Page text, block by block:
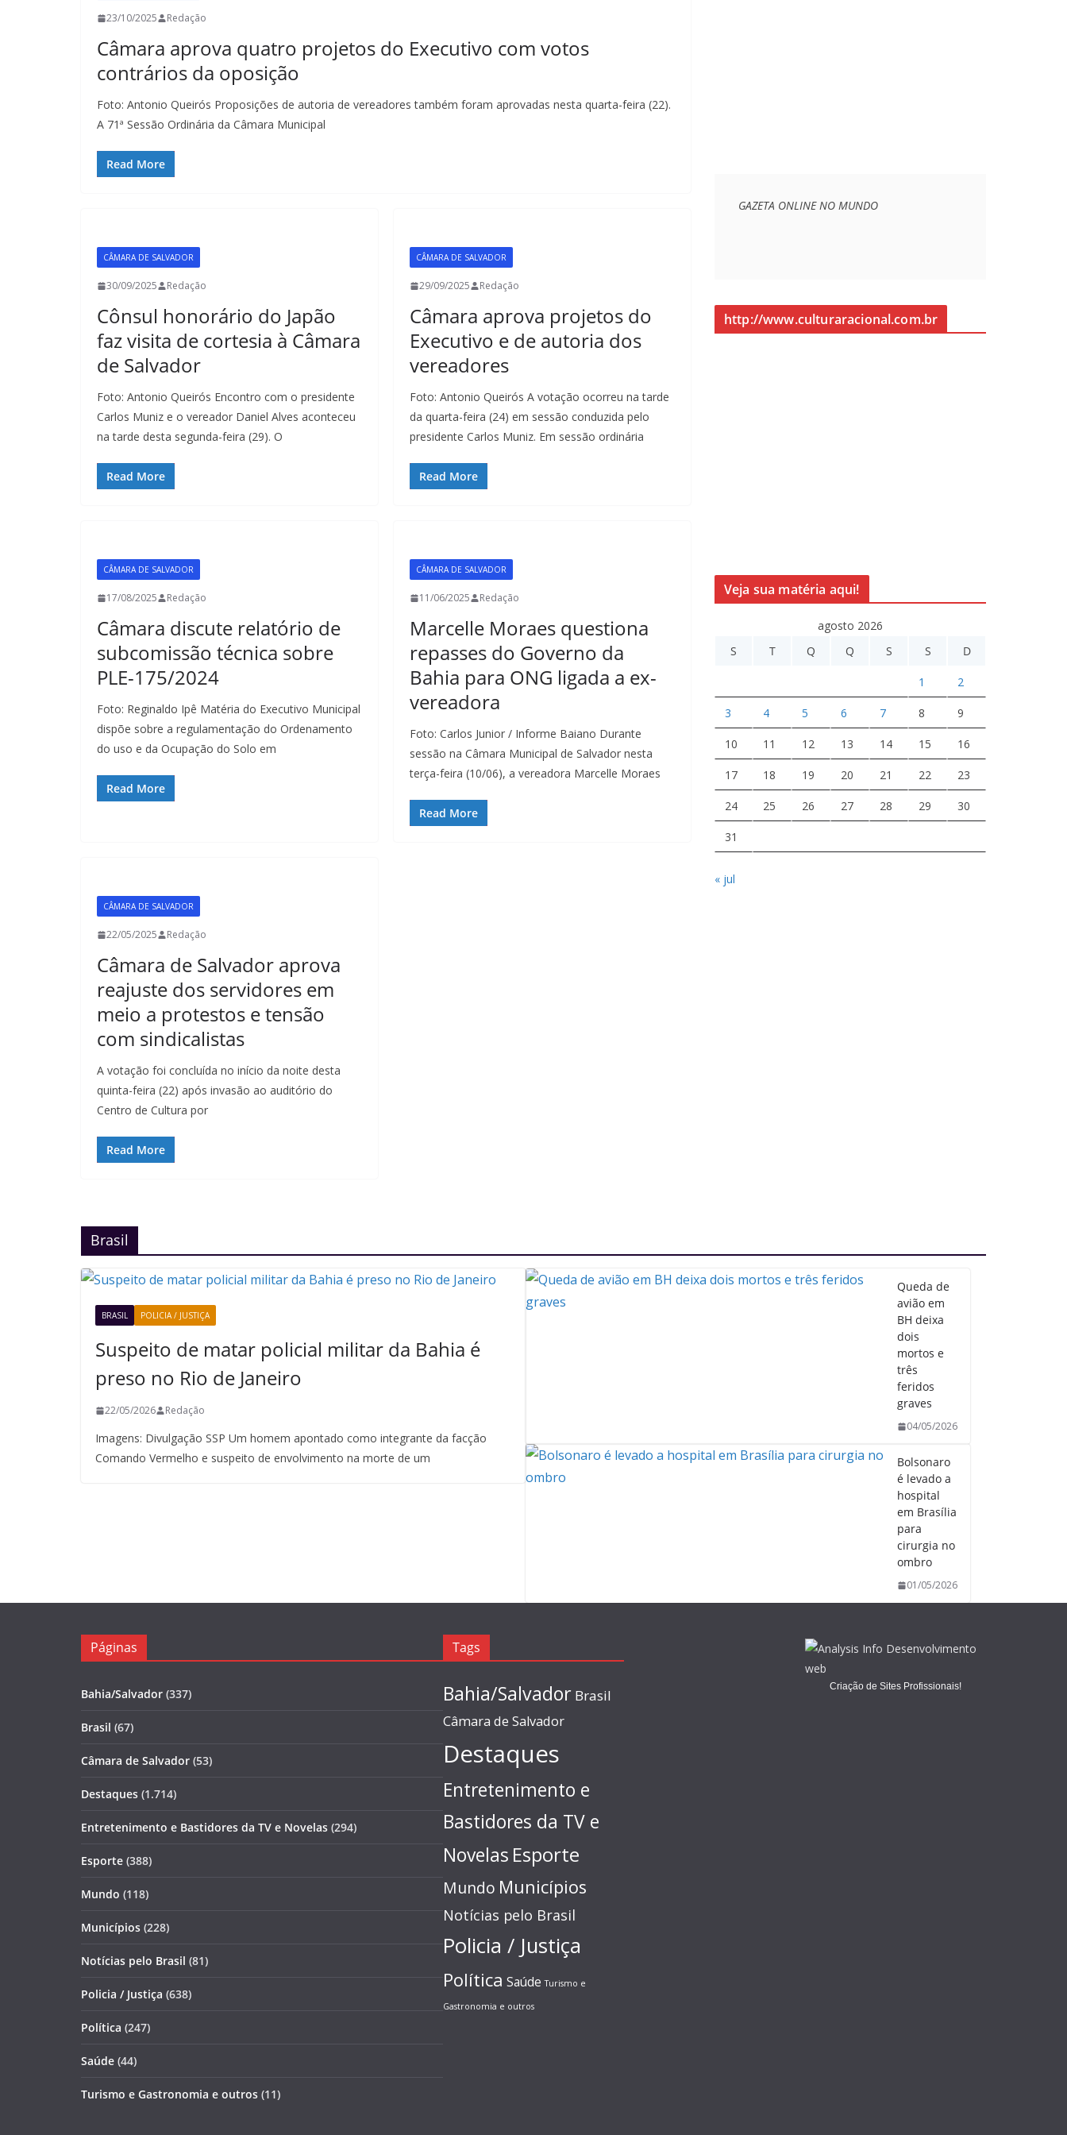
23/10/2025 Redação
Câmara aprova quatro projetos do Executivo com votos
contrários da oposição
Foto: Antonio Queirós Proposições de autoria de vereadores também foram aprovadas nesta quarta-feira (22).
A 71ª Sessão Ordinária da Câmara Municipal
Read More
CÂMARA DE SALVADOR
30/09/2025 Redação
Cônsul honorário do Japão
faz visita de cortesia à Câmara
de Salvador
Foto: Antonio Queirós Encontro com o presidente
Carlos Muniz e o vereador Daniel Alves aconteceu
na tarde desta segunda-feira (29). O
Read More
CÂMARA DE SALVADOR
29/09/2025 Redação
Câmara aprova projetos do
Executivo e de autoria dos
vereadores
Foto: Antonio Queirós A votação ocorreu na tarde
da quarta-feira (24) em sessão conduzida pelo
presidente Carlos Muniz. Em sessão ordinária
Read More
CÂMARA DE SALVADOR
17/08/2025 Redação
Câmara discute relatório de
subcomissão técnica sobre
PLE-175/2024
Foto: Reginaldo Ipê Matéria do Executivo Municipal
dispõe sobre a regulamentação do Ordenamento
do uso e da Ocupação do Solo em
Read More
CÂMARA DE SALVADOR
11/06/2025 Redação
Marcelle Moraes questiona
repasses do Governo da
Bahia para ONG ligada a ex-
vereadora
Foto: Carlos Junior / Informe Baiano Durante
sessão na Câmara Municipal de Salvador nesta
terça-feira (10/06), a vereadora Marcelle Moraes
Read More
CÂMARA DE SALVADOR
22/05/2025 Redação
Câmara de Salvador aprova
reajuste dos servidores em
meio a protestos e tensão
com sindicalistas
A votação foi concluída no início da noite desta
quinta-feira (22) após invasão ao auditório do
Centro de Cultura por
Read More
GAZETA ONLINE NO MUNDO
http://www.culturaracional.com.br
Veja sua matéria aqui!
agosto 2026
S
T Q Q S S D
1 2
3 4 5 6 7 8 9
10 11 12 13 14 15 16
17 18 19 20 21 22 23
24 25 26 27 28 29 30
31
« jul
Brasil
BRASIL POLICIA / JUSTIÇA
Suspeito de matar policial militar da Bahia é
preso no Rio de Janeiro
22/05/2026 Redação
Imagens: Divulgação SSP Um homem apontado como integrante da facção
Comando Vermelho e suspeito de envolvimento na morte de um
Queda de
avião em
BH deixa
dois
mortos e
três
feridos
graves
04/05/2026
Bolsonaro
é levado a
hospital
em Brasília
para
cirurgia no
ombro
01/05/2026
Páginas
Bahia/Salvador (337)
Brasil (67)
Câmara de Salvador (53)
Destaques (1.714)
Entretenimento e Bastidores da TV e Novelas (294)
Esporte (388)
Mundo (118)
Municípios (228)
Notícias pelo Brasil (81)
Policia / Justiça (638)
Política (247)
Saúde (44)
Turismo e Gastronomia e outros (11)
Tags
Bahia/Salvador Brasil
Câmara de Salvador
Destaques
Entretenimento e
Bastidores da TV e
Novelas Esporte
Mundo Municípios
Notícias pelo Brasil
Policia / Justiça
Política Saúde Turismo e
Gastronomia e outros
Criação de Sites Profissionais!